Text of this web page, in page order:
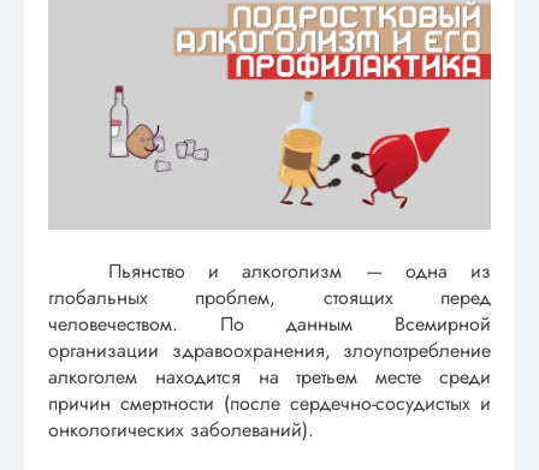
Пьянство и алкоголизм — одна из
глобальных проблем, стоящих перед
человечеством. По данным Всемирной
организации здравоохранения, злоупотребление
алкоголем находится на третьем месте среди
причин смертности (после сердечно-сосудистых и
онкологических заболеваний).